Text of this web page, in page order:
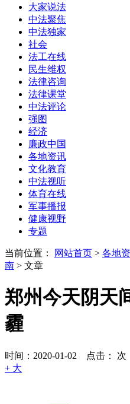
大家说法
中法聚焦
中法独家
社会
法工在线
民生维权
法律咨询
法律课堂
中法评论
强图
经济
廉政中国
各地资讯
文化教育
中法视听
体育在线
军事播报
健康视野
专题
当前位置： 网站首页 > 各地
南 > 文章
郑州今天阴天
霾
时间：2020-01-02 点击：
+ 大